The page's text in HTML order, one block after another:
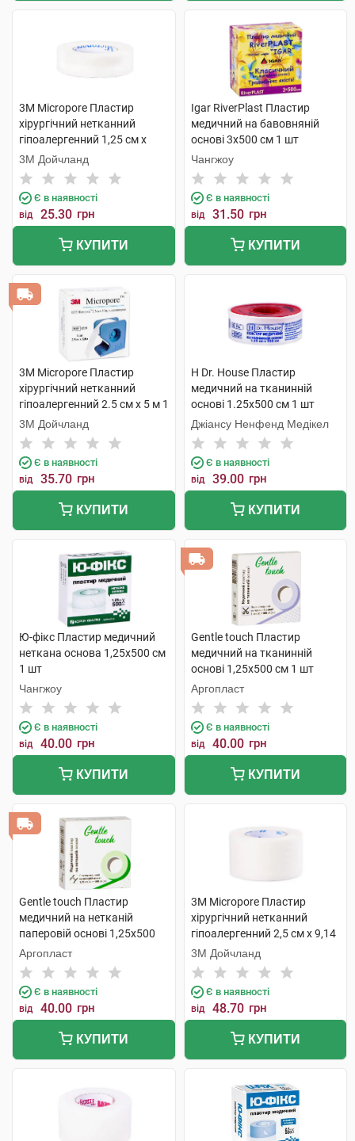
3M Micropore Пластир
хірургічний нетканний
гіпоалергенний 1,25 см х
9.14 м 1 шт
3М Дойчланд
Є в наявності
від 25.30 грн
КУПИТИ
Igar RiverPlast Пластир
медичний на бавовняній
основі 3х500 см 1 шт
Чангжоу
Є в наявності
від 31.50 грн
КУПИТИ
3M Micropore Пластир
хірургічний нетканний
гіпоалергенний 2.5 см х 5 м 1
шт
3М Дойчланд
Є в наявності
від 35.70 грн
КУПИТИ
H Dr. House Пластир
медичний на тканинній
основі 1.25х500 см 1 шт
Джіансу Ненфенд Медікел
Є в наявності
від 39.00 грн
КУПИТИ
Ю-фікс Пластир медичний
неткана основа 1,25х500 см
1 шт
Чангжоу
Є в наявності
від 40.00 грн
КУПИТИ
Gentle touch Пластир
медичний на тканинній
основі 1,25х500 см 1 шт
Аргопласт
Є в наявності
від 40.00 грн
КУПИТИ
Gentle touch Пластир
медичний на нетканій
паперовій основі 1,25х500
см 1 шт
Аргопласт
Є в наявності
від 40.00 грн
КУПИТИ
3M Micropore Пластир
хірургічний нетканний
гіпоалергенний 2,5 см х 9,14
м 1 шт
3М Дойчланд
Є в наявності
від 48.70 грн
КУПИТИ